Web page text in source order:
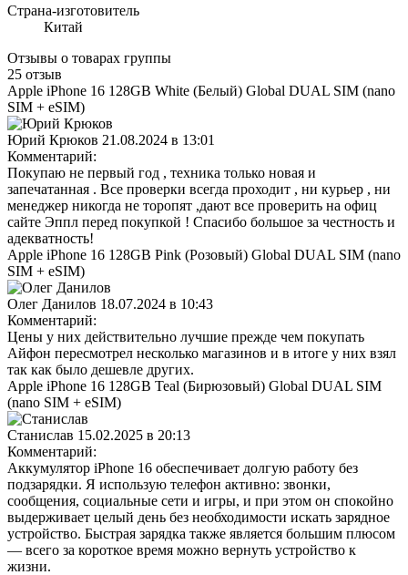
Страна-изготовитель
Китай
Отзывы о товарах группы
25 отзыв
Apple iPhone 16 128GB White (Белый) Global DUAL SIM (nano
SIM + eSIM)
Юрий Крюков 21.08.2024 в 13:01
Комментарий:
Покупаю не первый год , техника только новая и
запечатанная . Все проверки всегда проходит , ни курьер , ни
менеджер никогда не торопят ,дают все проверить на офиц
сайте Эппл перед покупкой ! Спасибо большое за честность и
адекватность!
Apple iPhone 16 128GB Pink (Розовый) Global DUAL SIM (nano
SIM + eSIM)
Олег Данилов 18.07.2024 в 10:43
Комментарий:
Цены у них действительно лучшие прежде чем покупать
Айфон пересмотрел несколько магазинов и в итоге у них взял
так как было дешевле других.
Apple iPhone 16 128GB Teal (Бирюзовый) Global DUAL SIM
(nano SIM + eSIM)
Станислав 15.02.2025 в 20:13
Комментарий:
Аккумулятор iPhone 16 обеспечивает долгую работу без
подзарядки. Я использую телефон активно: звонки,
сообщения, социальные сети и игры, и при этом он спокойно
выдерживает целый день без необходимости искать зарядное
устройство. Быстрая зарядка также является большим плюсом
— всего за короткое время можно вернуть устройство к
жизни.